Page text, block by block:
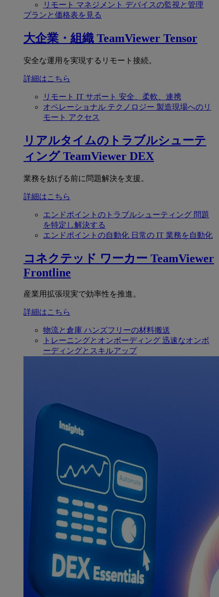
リモート マネジメント デバイスの監視と管理
プランと価格表を見る
大企業・組織 TeamViewer Tensor
安全な運用を実現するリモート接続。
詳細はこちら
リモート IT サポート 安全、柔軟、連携
オペレーショナル テクノロジー 製造現場へのリ
モート アクセス
リアルタイムのトラブルシューテ
ィング TeamViewer DEX
業務を妨げる前に問題解決を支援。
詳細はこちら
エンドポイントのトラブルシューティング 問題
を特定し解決する
エンドポイントの自動化 日常の IT 業務を自動化
コネクテッド ワーカー TeamViewer
Frontline
産業用拡張現実で効率性を推進。
詳細はこちら
物流と倉庫 ハンズフリーの材料搬送
トレーニングとオンボーディング 迅速なオンボ
ーディングとスキルアップ